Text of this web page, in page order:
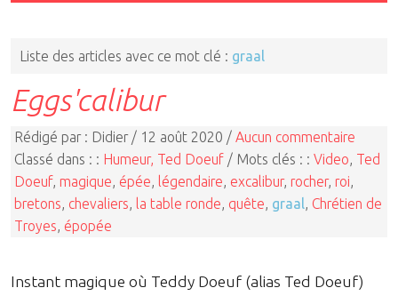
Liste des articles avec ce mot clé : graal
Eggs'calibur
Rédigé par : Didier / 12 août 2020 / Aucun commentaire
Classé dans : : Humeur, Ted Doeuf / Mots clés : : Video Ted
Doeuf, magique épée légendaire excalibur, rocher, roi
bretons chevaliers la table ronde quête graal
Chrétien de
Troyes épopée
Instant magique où Teddy Doeuf (alias Ted Doeuf)